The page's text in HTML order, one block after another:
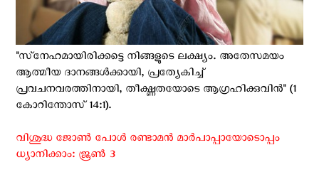
"സ്‌നേഹമായിരിക്കട്ടെ നിങ്ങളുടെ ലക്ഷ്യം. അതേസമയം
ആത്മീയ ദാനങ്ങള്‍ക്കായി, പ്രത്യേകിച്ച്
പ്രവചനവരത്തിനായി, തീക്ഷ്ണതയോടെ ആഗ്രഹിക്കുവിന്‍" (1
കോറിന്തോസ് 14:1).
വിശുദ്ധ ജോൺ പോള്‍ രണ്ടാമൻ മാർപാപ്പായോടൊപ്പം
ധ്യാനിക്കാം: ജൂണ്‍ 3